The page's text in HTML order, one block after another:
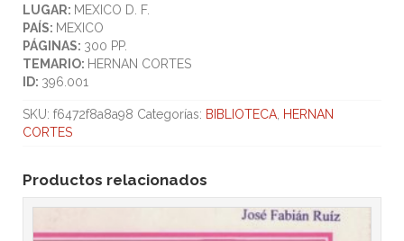
LUGAR: MEXICO D. F.
PAÍS: MEXICO
PÁGINAS: 300 PP.
TEMARIO: HERNAN CORTES
ID: 396.001
SKU: f6472f8a8a98 Categorías: BIBLIOTECA HERNAN
CORTES
Productos relacionados